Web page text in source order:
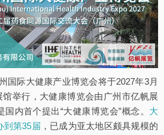
国际大健康产业博览会将于2027年3月
馆举行，大健康博览会由广州市亿帆展
内首个提出“大健康博览会”概念。 大
到第35届 ，已成为亚太地区颇具规模的